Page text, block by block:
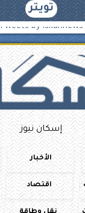
تويتر
Tweets by iskannews
إسكان نيوز
الأخبار
اقتصاد